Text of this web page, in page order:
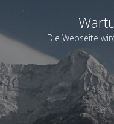
Die Webseite